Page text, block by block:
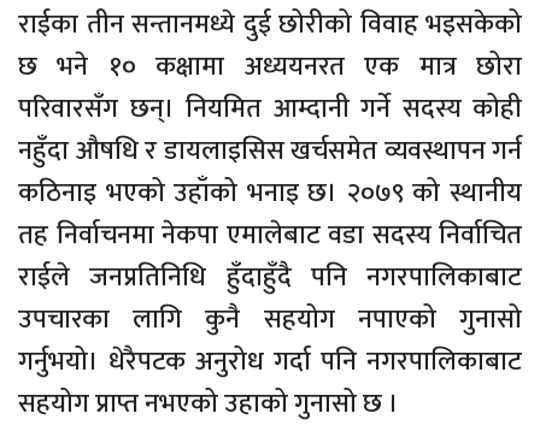
राईका तीन सन्तानमध्ये दुई छोरीको विवाह भइसकेको
छ भने १० कक्षामा अध्ययनरत एक मात्र छोरा
परिवारसँग छन्। नियमित आम्दानी गर्ने सदस्य कोही
नहुँदा औषधि र डायलाइसिस खर्चसमेत व्यवस्थापन गर्न
कठिनाइ भएको उहाँको भनाइ छ। २०७९ को स्थानीय
तह निर्वाचनमा नेकपा एमालेबाट वडा सदस्य निर्वाचित
राईले जनप्रतिनिधि हुँदाहुँदै पनि नगरपालिकाबाट
उपचारका लागि कुनै सहयोग नपाएको गुनासो
गर्नुभयो। धेरैपटक अनुरोध गर्दा पनि नगरपालिकाबाट
सहयोग प्राप्त नभएको उहाको गुनासो छ ।